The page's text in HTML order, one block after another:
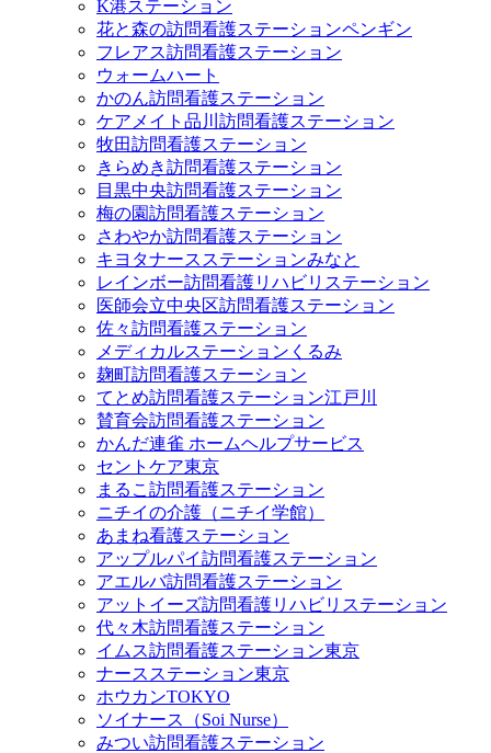
K港ステーション
花と森の訪問看護ステーションペンギン
フレアス訪問看護ステーション
ウォームハート
かのん訪問看護ステーション
ケアメイト品川訪問看護ステーション
牧田訪問看護ステーション
きらめき訪問看護ステーション
目黒中央訪問看護ステーション
梅の園訪問看護ステーション
さわやか訪問看護ステーション
キヨタナースステーションみなと
レインボー訪問看護リハビリステーション
医師会立中央区訪問看護ステーション
佐々訪問看護ステーション
メディカルステーションくるみ
麹町訪問看護ステーション
てとめ訪問看護ステーション江戸川
賛育会訪問看護ステーション
かんだ連雀 ホームヘルプサービス
セントケア東京
まるこ訪問看護ステーション
ニチイの介護（ニチイ学館）
あまね看護ステーション
アップルパイ訪問看護ステーション
アエルバ訪問看護ステーション
アットイーズ訪問看護リハビリステーション
代々木訪問看護ステーション
イムス訪問看護ステーション東京
ナースステーション東京
ホウカンTOKYO
ソイナース（Soi Nurse）
みつい訪問看護ステーション